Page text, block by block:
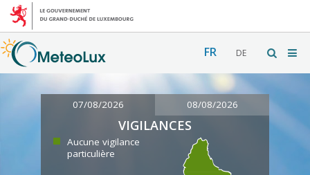
FR DE
07/08/2026 08/08/2026
VIGILANCES
Aucune vigilance
particulière